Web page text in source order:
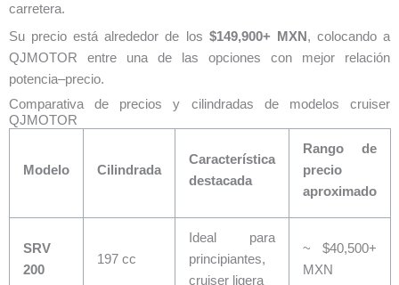
carretera.
Su precio está alrededor de los $149,900+ MXN , colocando a
QJMOTOR entre una de las opciones con mejor relación
potencia–precio.
Comparativa de precios y cilindradas de modelos cruiser
QJMOTOR
Modelo Cilindrada
Característica
destacada
Rango de
precio
aproximado
SRV
200
197 cc
Ideal para
principiantes,
cruiser ligera
~ $40,500+
MXN